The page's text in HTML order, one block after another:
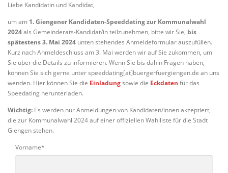
KONTAKT
Liebe Kandidatin und Kandidat,
um am 1. Giengener Kandidaten-Speeddating zur Kommunalwahl
2024als Gemeinderats-Kandidat/in teilzunehmen, bitte wir Sie, bis
spätestens 3. Mai 2024 unten stehendes Anmeldeformular auszufüllen.
Kurz nach Anmeldeschluss am 3. Mai werden wir auf Sie zukommen, um
Sie über die Details zu informieren. Wenn Sie bis dahin Fragen haben,
können Sie sich gerne unter speeddating[at]buergerfuergiengen.de an uns
wenden. Hier können Sie die Einladungsowie die Eckdaten für das
Speedating herunterladen.
Wichtig: Es werden nur Anmeldungen von Kandidaten/innen akzeptiert,
die zur Kommunalwahl 2024 auf einer offiziellen Wahlliste für die Stadt
Giengen stehen.
Vorname*